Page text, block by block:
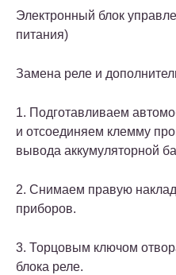
Электронный блок
питания)
Замена реле и
1. Подготавливаем
и отсоединяем клемму
вывода аккумуляторной
2. Снимаем правую
приборов.
3. Торцовым ключом
блока реле.